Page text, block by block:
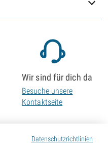
Datenschutzrichtlinien
Wir sind für dich da
Besuche unsere
Kontaktseite